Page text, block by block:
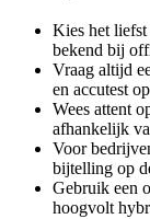
Kies het liefst
bekend bij
Vraag altijd
en accutest
Wees attent
afhankelijk
Voor
bijtelling op
Gebruik een
hoogvolt